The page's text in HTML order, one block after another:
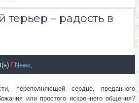
– радость в
News,
переполняющей сердце, преданного
или простого искреннего общения?